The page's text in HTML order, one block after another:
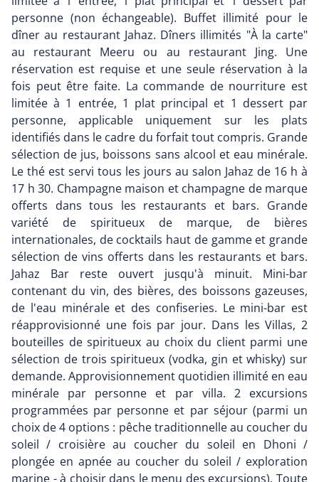
personne (non échangeable). Buffet illimité pour le
dîner au restaurant Jahaz. Dîners illimités "À la carte"
au restaurant Meeru ou au restaurant Jing. Une
réservation est requise et une seule réservation à la
fois peut être faite. La commande de nourriture est
limitée à 1 entrée, 1 plat principal et 1 dessert par
personne, applicable uniquement sur les plats
identifiés dans le cadre du forfait tout compris. Grande
sélection de jus, boissons sans alcool et eau minérale.
Le thé est servi tous les jours au salon Jahaz de 16 h à
17 h 30. Champagne maison et champagne de marque
offerts dans tous les restaurants et bars. Grande
variété de spiritueux de marque, de bières
internationales, de cocktails haut de gamme et grande
sélection de vins offerts dans les restaurants et bars.
Jahaz Bar reste ouvert jusqu'à minuit. Mini-bar
contenant du vin, des bières, des boissons gazeuses,
de l'eau minérale et des confiseries. Le mini-bar est
réapprovisionné une fois par jour. Dans les Villas, 2
bouteilles de spiritueux au choix du client parmi une
sélection de trois spiritueux (vodka, gin et whisky) sur
demande. Approvisionnement quotidien illimité en eau
minérale par personne et par villa. 2 excursions
programmées par personne et par séjour (parmi un
choix de 4 options : pêche traditionnelle au coucher du
soleil / croisière au coucher du soleil en Dhoni /
plongée en apnée au coucher du soleil / exploration
marine - à choisir dans le menu des excursions). Toute